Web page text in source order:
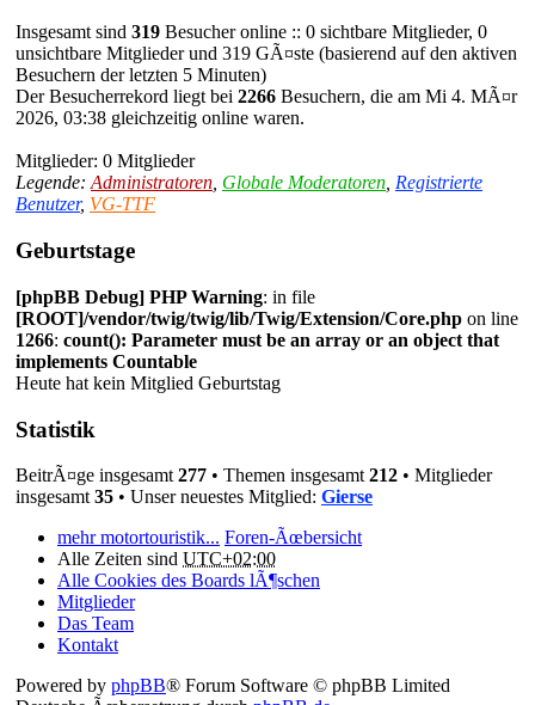
Insgesamt sind 319 Besucher online :: 0 sichtbare Mitglieder, 0
unsichtbare Mitglieder und 319 GÃ¤ste (basierend auf den aktiven
Besuchern der letzten 5 Minuten)
Der Besucherrekord liegt bei 2266 Besuchern, die am Mi 4. MÃ¤r
2026, 03:38 gleichzeitig online waren.
Mitglieder: 0 Mitglieder
Legende:Administratoren, Globale Moderatoren, Registrierte
Benutzer, VG-TTF
Geburtstage
[phpBB Debug] PHP Warning: in file
[ROOT]/vendor/twig/twig/lib/Twig/Extension/Core.php on line
1266: count(): Parameter must be an array or an object that
implements Countable
Heute hat kein Mitglied Geburtstag
Statistik
BeitrÃ¤ge insgesamt 277 • Themen insgesamt 212 • Mitglieder
insgesamt 35 • Unser neuestes Mitglied: Gierse
mehr motortouristik... Foren-Ãœbersicht
Alle Zeiten sind UTC+02:00
Alle Cookies des Boards lÃ¶schen
Mitglieder
Das Team
Kontakt
Powered by phpBB® Forum Software © phpBB Limited